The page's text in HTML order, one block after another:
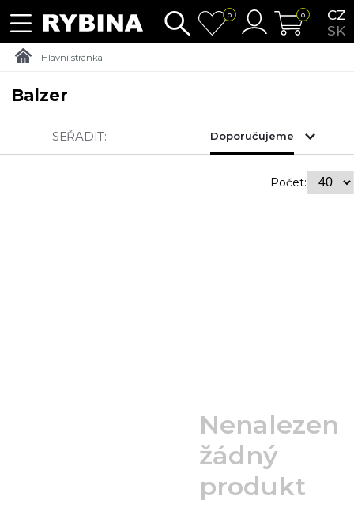
CZ
SK
0 0
Hlavní stránka
Balzer
SEŘADIT: Doporučujeme
Počet:
Nenalezen
žádný
produkt